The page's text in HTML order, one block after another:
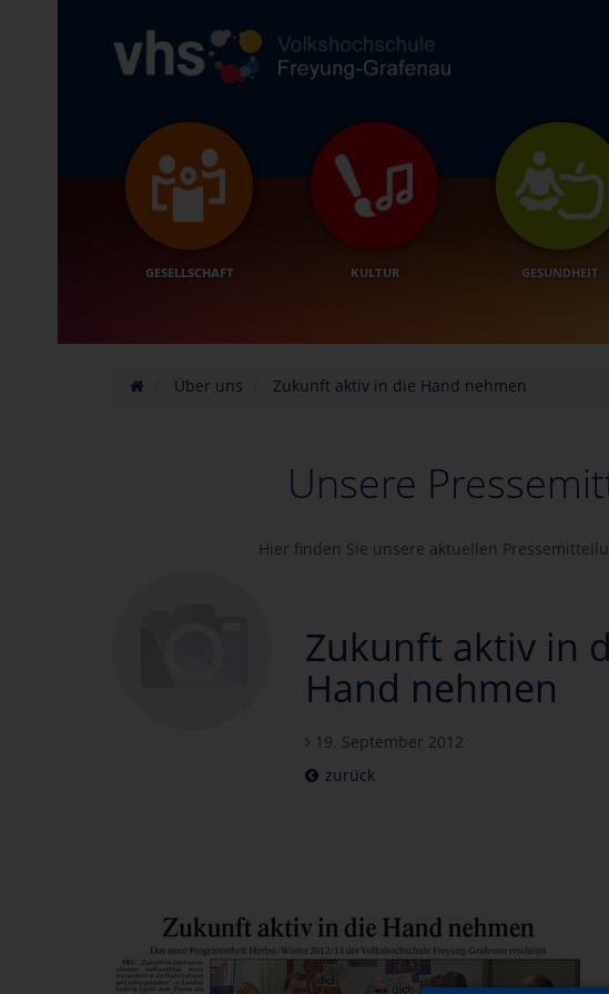
GESELLSCHAFT KULTUR GESUNDHEIT
Über uns Zukunft aktiv in die Hand nehmen
Unsere
Hier finden Sie unsere aktuellen
Zukunft aktiv in
Hand nehmen
19. September 2012
zurück